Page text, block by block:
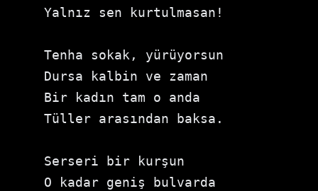
Yalnız sen kurtulmasan!
Tenha sokak, yürüyorsun
Dursa kalbin ve zaman
Bir kadın tam o anda
Tüller arasından baksa.
Serseri bir kurşun
O kadar geniş bulvarda